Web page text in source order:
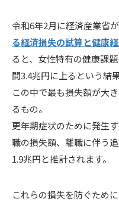
令和6年2月に経済産業省
る経済損失の試算と健康
ると、女性特有の健康課
間3.4兆円に上るという結
この中で最も損失額が大
るもの。
更年期症状のために発生
職の損失額、離職に伴う
1.9兆円と推計されます。
これらの損失を防ぐため